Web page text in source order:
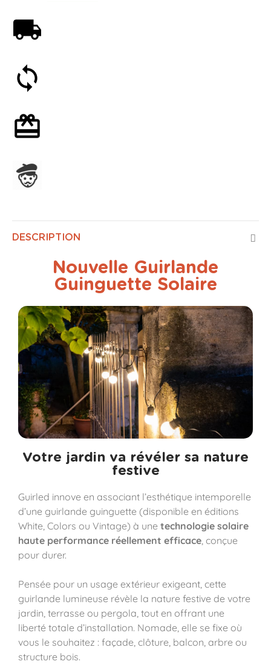
DESCRIPTION
Nouvelle Guirlande
Guinguette Solaire
Votre jardin va révéler sa nature
festive​
Guirled innove en associant l’esthétique intemporelle
d’une guirlande guinguette (disponible en éditions
White, Colors ou Vintage) à une technologie solaire
haute performance réellement efficace , conçue
pour durer.
Pensée pour un usage extérieur exigeant, cette
guirlande lumineuse révèle la nature festive de votre
jardin, terrasse ou pergola, tout en offrant une
liberté totale d’installation. Nomade, elle se fixe où
vous le souhaitez : façade, clôture, balcon, arbre ou
structure bois.